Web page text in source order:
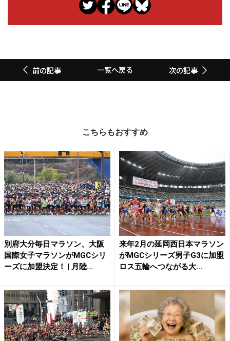
前の記事 一覧へ戻る 次の記事
こちらもおすすめ
別府大分毎日マラソン、大阪
国際女子マラソンがMGCシリ
ーズに加盟決定！ | 月陸...
来年2月の延岡西日本マラソン
がMGCシリーズ男子G3に加盟
ロス五輪へつながる大...